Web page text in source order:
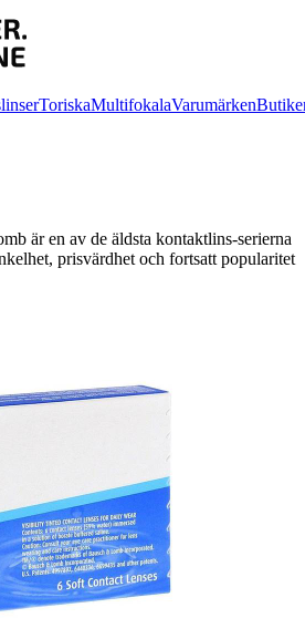
ToriskaMultifokalaVarumärken
är en av de äldsta kontaktlins-serierna
prisvärdhet och fortsatt popularitet